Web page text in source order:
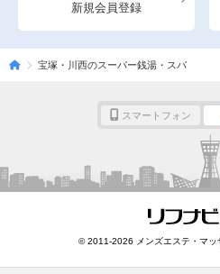
新規会員登録
宝塚・川西のスーパー銭湯・スパ
スマートフォン
© 2011-2026 メンズエステ・マッ